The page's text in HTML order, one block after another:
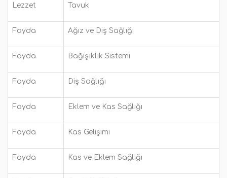
Lezzet Tavuk
Fayda Ağız ve Diş Sağlığı
Fayda Bağışıklık Sistemi
Fayda Diş Sağlığı
Fayda Eklem ve Kas Sağlığı
Fayda Kas Gelişimi
Fayda Kas ve Eklem Sağlığı